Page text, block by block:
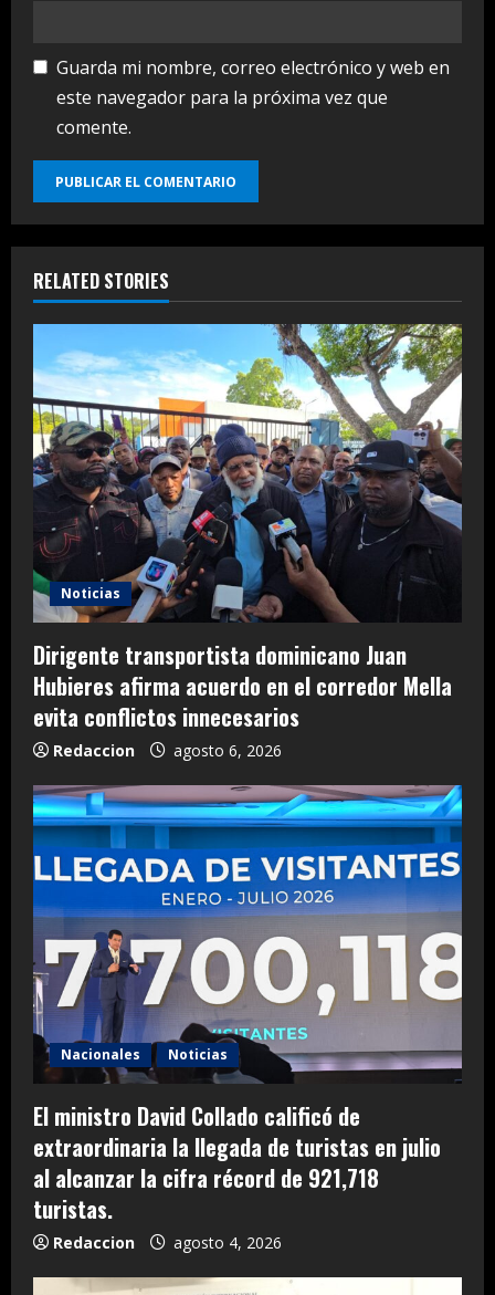
Guarda mi nombre, correo electrónico y web en
este navegador para la próxima vez que
comente.
RELATED STORIES
Noticias
Dirigente transportista dominicano Juan
Hubieres afirma acuerdo en el corredor Mella
evita conflictos innecesarios
Redaccion agosto 6, 2026
Nacionales Noticias
El ministro David Collado calificó de
extraordinaria la llegada de turistas en julio
al alcanzar la cifra récord de 921,718
turistas.
Redaccion agosto 4, 2026